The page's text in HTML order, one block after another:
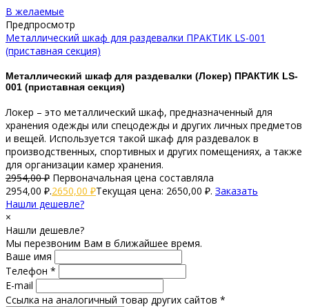
В желаемые
Предпросмотр
Металлический шкаф для раздевалки ПРАКТИК LS-001
(приставная секция)
Металлический шкаф для раздевалки (Локер) ПРАКТИК LS-
001 (приставная секция)
Локер – это металлический шкаф, предназначенный для
хранения одежды или спецодежды и других личных предметов
и вещей. Используется такой шкаф для раздевалок в
производственных, спортивных и других помещениях, а также
для организации камер хранения.
2954,00₽ Первоначальная цена составляла
2954,00 ₽.2650,00 ₽Текущая цена: 2650,00 ₽. Заказать
Нашли дешевле?
×
Нашли дешевле?
Мы перезвоним Вам в ближайшее время.
Ваше имя
Телефон *
E-mail
Ссылка на аналогичный товар других сайтов *